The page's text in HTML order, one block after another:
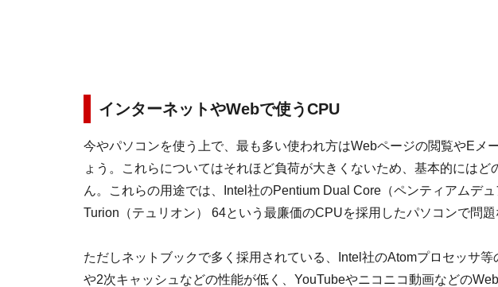
インターネットやWebで使うCPU
今やパソコンを使う上で、最も多い使われ方はWebページの閲覧やEメ
ょう。これらについてはそれほど負荷が大きくないため、基本的には
ん。これらの用途では、Intel社のPentium Dual Core（ペンティアムデ
Turion（テュリオン） 64という最廉価のCPUを採用したパソコンで問題
ただしネットブックで多く採用されている、Intel社のAtomプロセッサ
や2次キャッシュなどの性能が低く、YouTubeやニコニコ動画などの